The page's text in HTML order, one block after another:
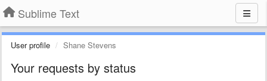
Sublime Text
User profile Shane Stevens
Your requests by status